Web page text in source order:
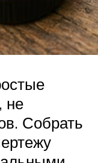
не
Собрать